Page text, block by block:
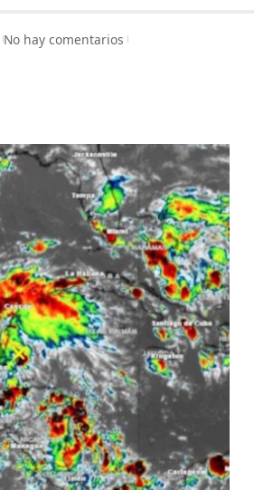
No hay comentarios